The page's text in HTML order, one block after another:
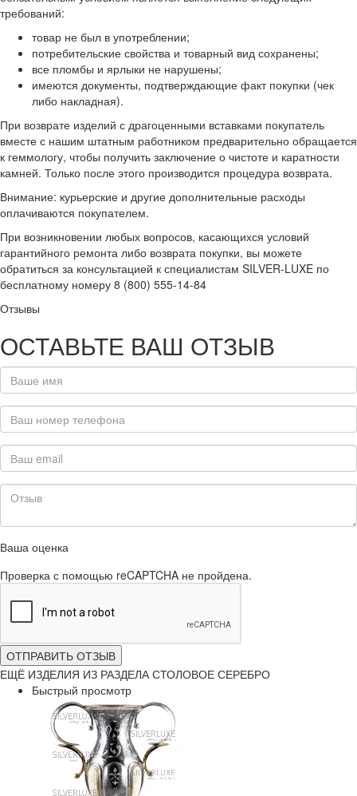
требований:
товар не был в употреблении;
потребительские свойства и товарный вид сохранены;
все пломбы и ярлыки не нарушены;
имеются документы, подтверждающие факт покупки (чек
либо накладная).
При возврате изделий с драгоценными вставками покупатель
вместе с нашим штатным работником предварительно обращается
к геммологу, чтобы получить заключение о чистоте и каратности
камней. Только после этого производится процедура возврата.
Внимание: курьерские и другие дополнительные расходы
оплачиваются покупателем.
При возникновении любых вопросов, касающихся условий
гарантийного ремонта либо возврата покупки, вы можете
обратиться за консультацией к специалистам SILVER-LUXE по
бесплатному номеру 8 (800) 555-14-84
Отзывы
ОСТАВЬТЕ ВАШ ОТЗЫВ
Ваша оценка
Проверка с помощью reCAPTCHA не пройдена.
ОТПРАВИТЬ ОТЗЫВ
ЕЩЁ ИЗДЕЛИЯ ИЗ РАЗДЕЛА СТОЛОВОЕ СЕРЕБРО
Быстрый просмотр